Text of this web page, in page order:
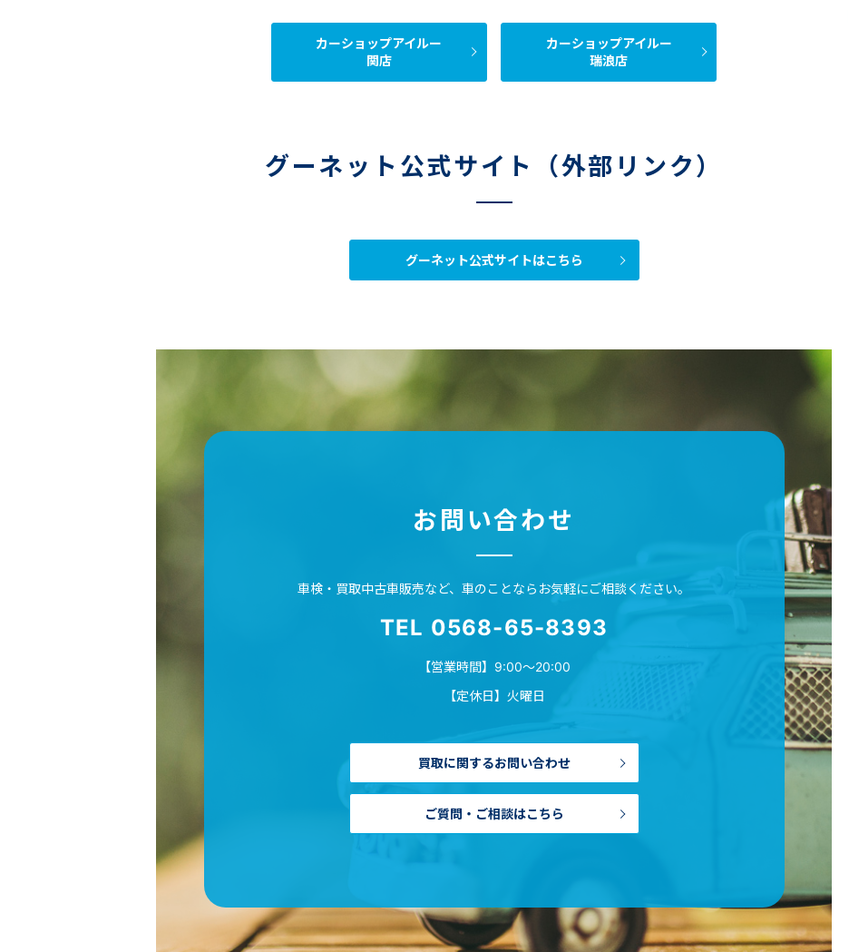
カーショップアイルー
関店
カーショップアイルー
瑞浪店
グーネット公式サイト（外部リンク）
グーネット公式サイトはこちら
お問い合わせ
車検・買取中古車販売など、 車のことならお気軽にご相談ください。
TEL 0568-65-8393
【営業時間】9:00～20:00
【定休日】火曜日
買取に関するお問い合わせ
ご質問・ご相談はこちら